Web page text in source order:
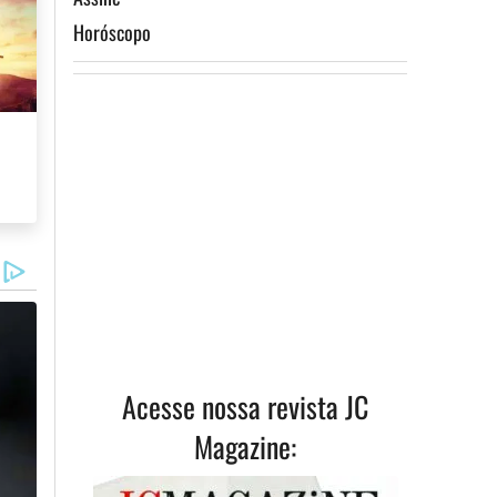
Horóscopo
Acesse nossa revista JC
Magazine: